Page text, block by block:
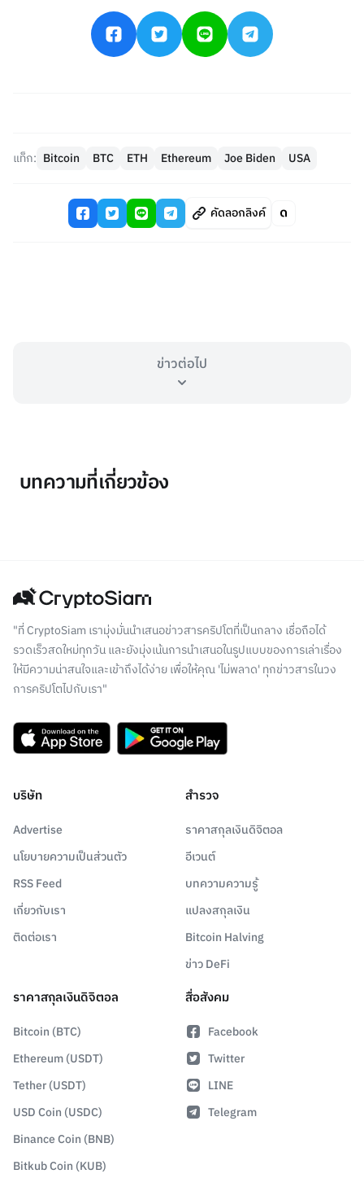
แท็ก: Bitcoin BTC ETH Ethereum Joe Biden USA
คัดลอกลิงค์
ข่าวต่อไป
บทความที่เกี่ยวข้อง
"ที่ CryptoSiam เรามุ่งมั่นนำเสนอข่าวสารคริปโตที่เป็นกลาง เชื่อถือได้
รวดเร็วสดใหม่ทุกวัน และยังมุ่งเน้นการนำเสนอในรูปแบบของการเล่าเรื่อง
ให้มีความน่าสนใจและเข้าถึงได้ง่าย เพื่อให้คุณ 'ไม่พลาด' ทุกข่าวสารในวง
การคริปโตไปกับเรา"
บริษัท
Advertise
นโยบายความเป็นส่วนตัว
RSS Feed
เกี่ยวกับเรา
ติดต่อเรา
สำรวจ
ราคาสกุลเงินดิจิตอล
อีเวนต์
บทความความรู้
แปลงสกุลเงิน
Bitcoin Halving
ข่าว DeFi
ราคาสกุลเงินดิจิตอล
Bitcoin (BTC)
Ethereum (USDT)
Tether (USDT)
USD Coin (USDC)
Binance Coin (BNB)
Bitkub Coin (KUB)
สื่อสังคม
Facebook
Twitter
LINE
Telegram